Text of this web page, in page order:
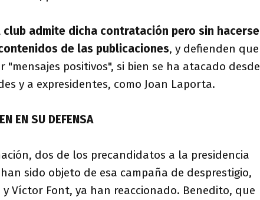
club admite dicha contratación pero sin hacerse
de las publicaciones, y defienden que
"mensajes positivos", si bien se ha atacado desde
y a expresidentes, como Joan Laporta.
EN SU DEFENSA
dos de los precandidatos a la presidencia
sido objeto de esa campaña de desprestigio,
Víctor Font, ya han reaccionado. Benedito, que